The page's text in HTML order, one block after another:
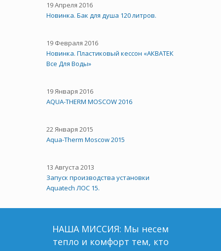
19 Апреля 2016
Новинка. Бак для душа 120 литров.
19 Февраля 2016
Новинка. Пластиковый кессон «АКВАТЕК
Все Для Воды»
19 Января 2016
AQUA-THERM MOSCOW 2016
22 Января 2015
Aqua-Therm Moscow 2015
13 Августа 2013
Запуск производства установки
Aquatech ЛОС 15.
НАША МИССИЯ: Мы несем
тепло и комфорт тем, кто